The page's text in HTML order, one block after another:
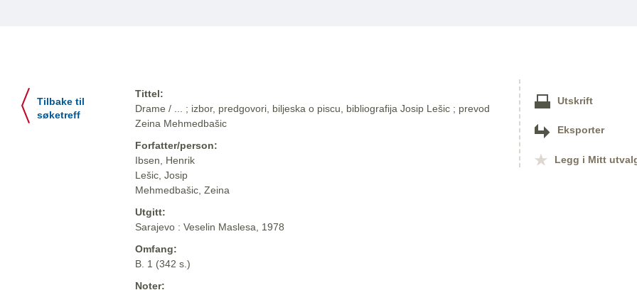
Tilbake til
søketreff
Tittel:
Drame / ... ; izbor, predgovori, biljeska o piscu, bibliografija Josip Lešic ; prevod
Zeina Mehmedbašic
Forfatter/person:
Ibsen, Henrik
Lešic, Josip
Mehmedbašic, Zeina
Utgitt:
Sarajevo : Veselin Maslesa, 1978
Omfang:
B. 1 (342 s.)
Noter:
Utskrift
Eksporter
Legg i Mitt